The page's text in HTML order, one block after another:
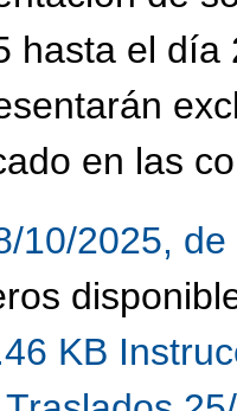
hasta el
en las
10/2025,
KB